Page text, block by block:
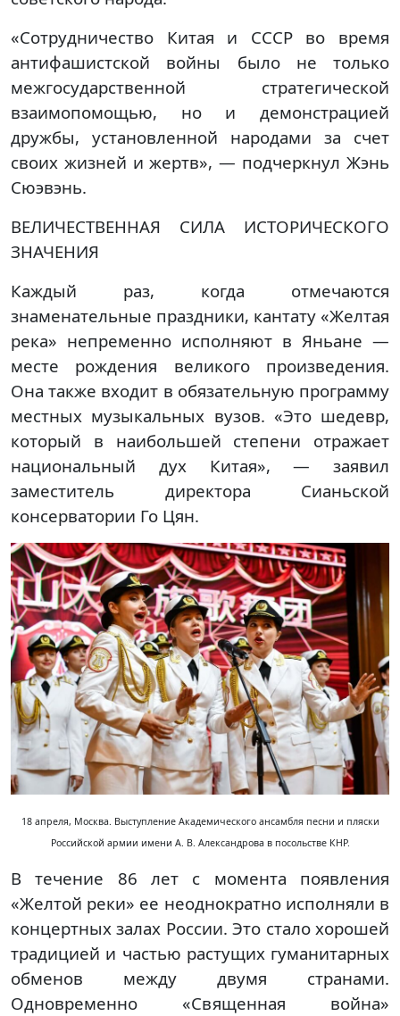
«Сотрудничество Китая и СССР во время
антифашистской войны было не только
межгосударственной стратегической
взаимопомощью, но и демонстрацией
дружбы, установленной народами за счет
своих жизней и жертв», — подчеркнул Жэнь
Сюэвэнь.
ВЕЛИЧЕСТВЕННАЯ СИЛА ИСТОРИЧЕСКОГО
ЗНАЧЕНИЯ
Каждый раз, когда отмечаются
знаменательные праздники, кантату «Желтая
река» непременно исполняют в Яньане —
месте рождения великого произведения.
Она также входит в обязательную программу
местных музыкальных вузов. «Это шедевр,
который в наибольшей степени отражает
национальный дух Китая», — заявил
заместитель директора Сианьской
консерватории Го Цян.
18 апреля, Москва. Выступление Академического ансамбля песни и пляски
Российской армии имени А. В. Александрова в посольстве КНР.
В течение 86 лет с момента появления
«Желтой реки» ее неоднократно исполняли в
концертных залах России. Это стало хорошей
традицией и частью растущих гуманитарных
обменов между двумя странами.
Одновременно «Священная война»